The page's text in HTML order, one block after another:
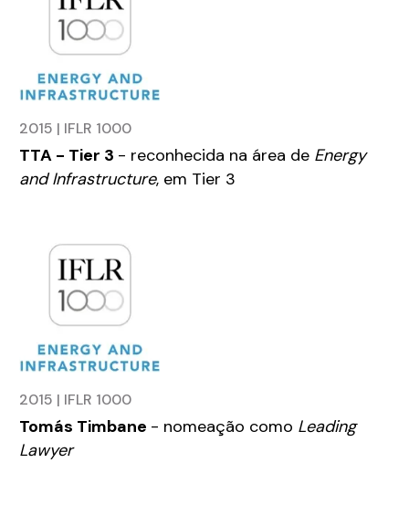
2015 | IFLR 1000
TTA - Tier 3 - reconhecida na área de Energy
and Infrastructure, em Tier 3
2015 | IFLR 1000
Tomás Timbane - nomeação como Leading
Lawyer